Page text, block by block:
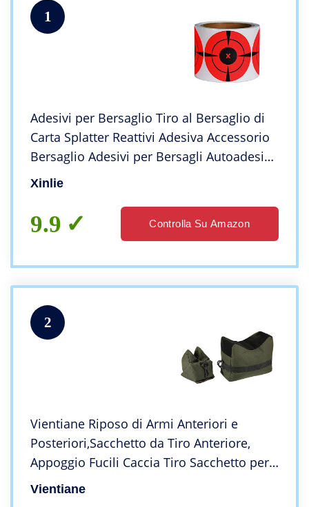
1
Adesivi per Bersaglio Tiro al Bersaglio di
Carta Splatter Reattivi Adesiva Accessorio
Bersaglio Adesivi per Bersagli Autoadesivi
Applica a Tutte le Armi da Fuoco Fucili
Xinlie
9.9 Controlla Su Amazon
2
Vientiane Riposo di Armi Anteriori e
Posteriori,Sacchetto da Tiro Anteriore,
Appoggio Fucili Caccia Tiro Sacchetto per
Fucile/Pistola ad Aria Esterna (Verde
Vientiane